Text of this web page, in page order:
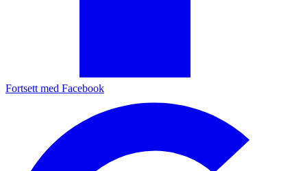
Fortsett med Facebook